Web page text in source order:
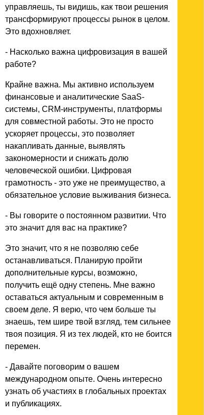
управляешь, ты видишь, как твои решения
трансформируют процессы рынок в целом.
Это вдохновляет.
- Насколько важна цифровизация в вашей
работе?
Крайне важна. Мы активно используем
финансовые и аналитические SaaS-
системы, CRM-инструменты, платформы
для совместной работы. Это не просто
ускоряет процессы, это позволяет
накапливать данные, выявлять
закономерности и снижать долю
человеческой ошибки. Цифровая
грамотность - это уже не преимущество, а
обязательное условие выживания бизнеса.
- Вы говорите о постоянном развитии. Что
это значит для вас на практике?
Это значит, что я не позволяю себе
останавливаться. Планирую пройти
дополнительные курсы, возможно,
получить ещё одну степень. Мне важно
оставаться актуальным и современным в
своем деле. Я верю, что чем больше ты
знаешь, тем шире твой взгляд, тем сильнее
твоя позиция. Я из тех людей, кто не боится
перемен.
- Давайте поговорим о вашем
международном опыте. Очень интересно
узнать об участиях в глобальных проектах
и публикациях.